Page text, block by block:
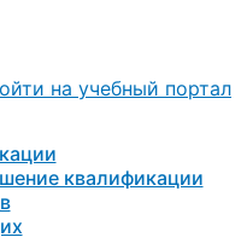
на учебный портал
квалификации